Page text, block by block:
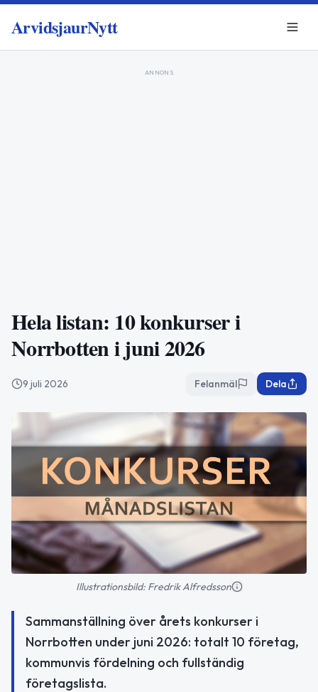
ArvidsjaurNytt
ANNONS
Hela listan: 10 konkurser i
Norrbotten i juni 2026
9 juli 2026 Felanmäl Dela
Illustrationsbild: Fredrik Alfredsson
Sammanställning över årets konkurser i
Norrbotten under juni 2026: totalt 10 företag,
kommunvis fördelning och fullständig
företagslista.